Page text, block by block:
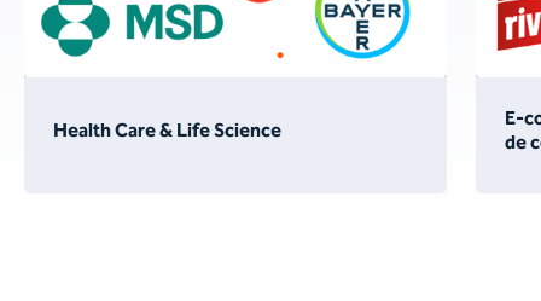
Health Care & Life Science
E-
de